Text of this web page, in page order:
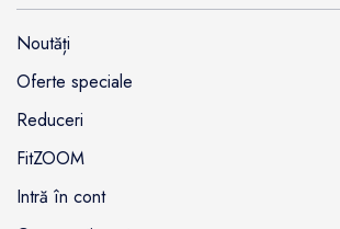
Noutăți
Oferte speciale
Reduceri
FitZOOM
Intră în cont